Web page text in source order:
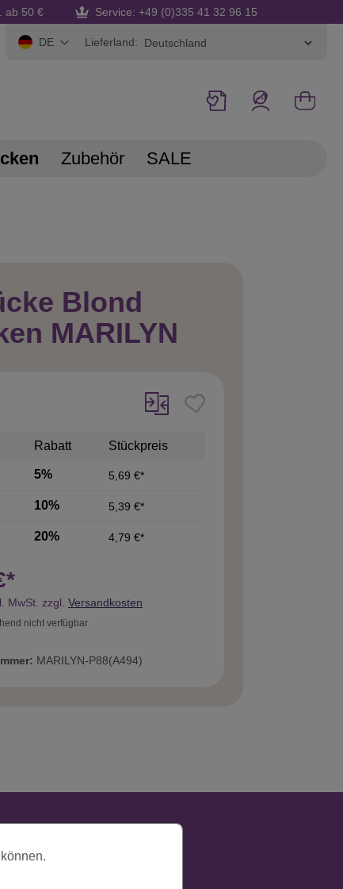
ab 50 € Service: +49 (0)335 41 32 96 15
DE Lieferland:
Zubehör SALE
Blond
MARILYN
Rabatt Stückpreis
5% 5,69 €*
10% 5,39 €*
20% 4,79 €*
MwSt. zzgl. Versandkosten
nicht verfügbar
MARILYN-P88(A494)